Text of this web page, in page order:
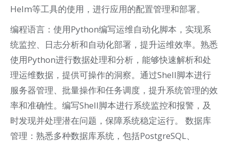
Helm等工具的使用，进行应用的配置管理和部署。
编程语言：使用Python编写运维自动化脚本，实现系
统监控、日志分析和自动化部署，提升运维效率。熟悉
使用Python进行数据处理和分析，能够快速解析和处
理运维数据，提供可操作的洞察。通过Shell脚本进行
服务器管理、批量操作和任务调度，提升系统管理的效
率和准确性。编写Shell脚本进行系统监控和报警，及
时发现并处理潜在问题，保障系统稳定运行。 数据库
管理：熟悉多种数据库系统，包括PostgreSQL、